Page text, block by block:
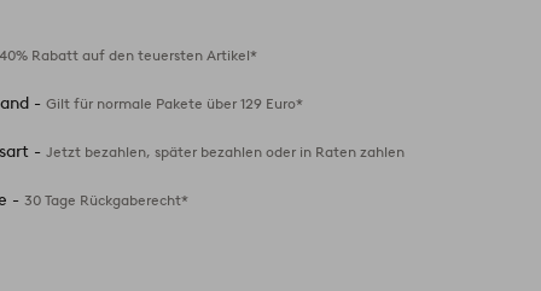
40% Rabatt auf den teuersten Artikel*
-Gilt für normale Pakete über 129 Euro*
-Jetzt bezahlen, später bezahlen oder in Raten zahlen
-30 Tage Rückgaberecht*